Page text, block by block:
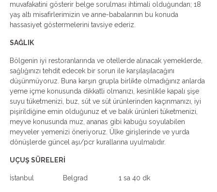
muvafakatini gösterir belge sorulması ihtimali olduğundan; 18
yaş altı misafirlerimizin ve anne-babalarının bu konuda
hassasiyet göstermelerini tavsiye ederiz.
SAĞLIK
Bölgenin iyi restoranlarında ve otellerde alınacak yemeklerde,
sağlığınızı tehdit edecek bir sorun ile karşılaşılacağını
düşünmüyoruz. Buna karşın grupla birlikte olmadığınız anlarda
yeme içme konusunda dikkatli olmanızı, kesinlikle kapalı şişe
suyu tüketmenizi, buz, süt ve süt ürünlerinden kaçınmanızı, iyi
pişirildiğine emin olduğunuz et ve balık ürünleri tüketmenizi,
meyve konusunda muz, ananas gibi kabuğu soyulabilen
meyveler yemenizi öneriyoruz. Ülke girişlerinde ve yurda
dönüşlerde güncel aşı/pcr kurallarına uyulmalıdır.
UÇUŞ SÜRELERİ
İstanbul Belgrad 1 sa 40 dk